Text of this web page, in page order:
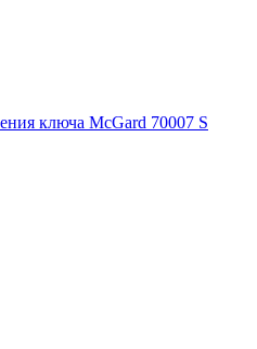
ключа McGard 70007 S